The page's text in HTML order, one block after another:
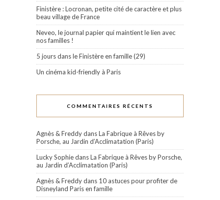
Finistère : Locronan, petite cité de caractère et plus
beau village de France
Neveo, le journal papier qui maintient le lien avec
nos familles !
5 jours dans le Finistère en famille (29)
Un cinéma kid-friendly à Paris
COMMENTAIRES RÉCENTS
Agnès & FreddydansLa Fabrique à Rêves by
Porsche, au Jardin d’Acclimatation (Paris)
Lucky SophiedansLa Fabrique à Rêves by Porsche,
au Jardin d’Acclimatation (Paris)
Agnès & Freddydans 10 astuces pour profiter de
Disneyland Paris en famille